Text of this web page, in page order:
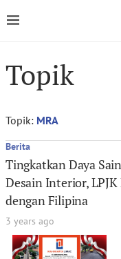
Topik
Topik: MRA
Berita
Tingkatkan Daya
Desain Interior, LPJK
dengan Filipina
3 years ago